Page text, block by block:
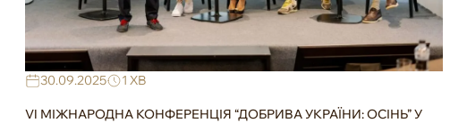
30.09.2025 1 ХВ
VI МІЖНАРОДНА КОНФЕРЕНЦІЯ “ДОБРИВА УКРАЇНИ: ОСІНЬ” У